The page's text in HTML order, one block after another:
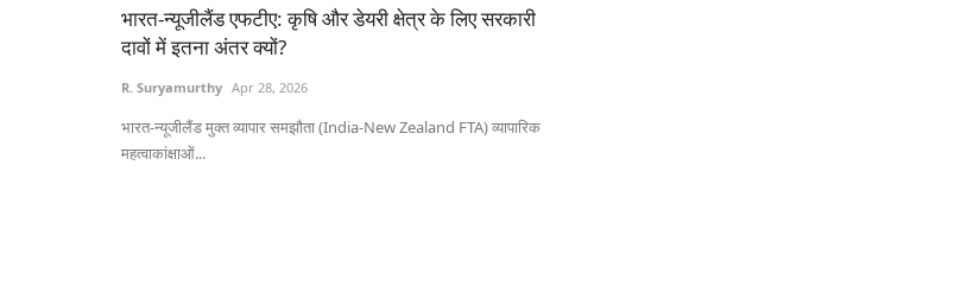
भारत-न्यूजीलैंड एफटीए: कृषि और डेयरी क्षेत्र के लिए सरकारी
दावों में इतना अंतर क्यों?
R. Suryamurthy Apr 28, 2026
भारत-न्यूजीलैंड मुक्त व्यापार समझौता (India-New Zealand FTA) व्यापारिक
महत्वाकांक्षाओं...